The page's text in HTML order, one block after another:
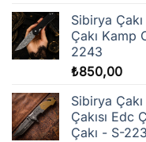
Sibirya
Çakı Kamp
2243
₺850,00
Sibirya
Çakısı Edc
Çakı - S-